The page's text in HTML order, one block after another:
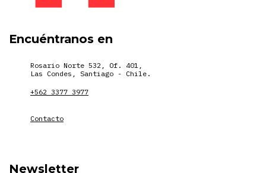
Encuéntranos en
Rosario Norte 532, Of. 401,
Las Condes, Santiago - Chile.
+562 3377 3977
Contacto
Newsletter